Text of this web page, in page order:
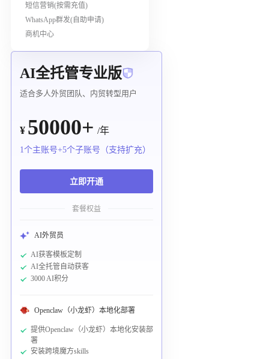
短信营销(按需充值)
WhatsApp群发(自助申请)
商机中心
AI全托管专业版
适合多人外贸团队、内贸转型用户
¥ 50000+ /年
1个主账号+5个子账号（支持扩充）
立即开通
套餐权益
AI外贸员
AI获客模板定制
AI全托管自动获客
3000 AI积分
Openclaw（小龙虾）本地化部署
提供Openclaw（小龙虾）本地化安装部
署
安装跨境魔方skills